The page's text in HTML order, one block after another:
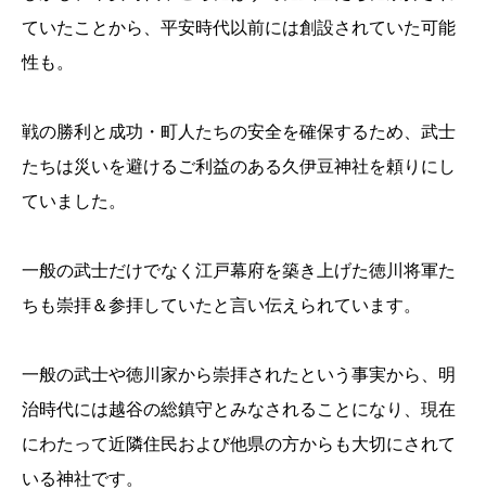
ていたことから、平安時代以前には創設されていた可能
性も。
戦の勝利と成功・町人たちの安全を確保するため、武士
たちは災いを避けるご利益のある久伊豆神社を頼りにし
ていました。
一般の武士だけでなく江戸幕府を築き上げた徳川将軍た
ちも崇拝＆参拝していたと言い伝えられています。
一般の武士や徳川家から崇拝されたという事実から、明
治時代には越谷の総鎮守とみなされることになり、現在
にわたって近隣住民および他県の方からも大切にされて
いる神社です。